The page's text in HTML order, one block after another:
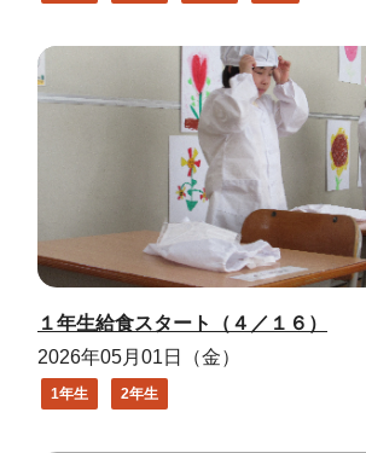
１年生給食スタート（４／１６）
2026年05月01日（金）
1年生 2年生